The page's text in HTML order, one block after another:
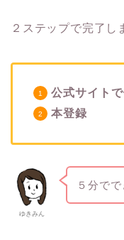
２ステップで完了し
公式サイト
本登録
ゆきみん
５分でで